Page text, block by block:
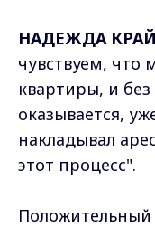
НАДЕЖДА
чувствуем, что
квартиры, и
оказывается,
накладывал
этот процесс".